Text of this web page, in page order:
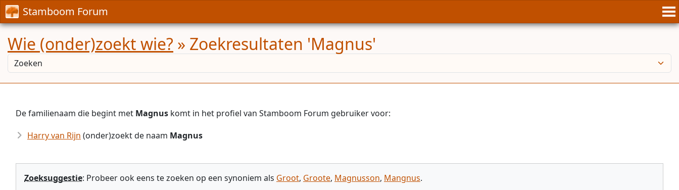
Stamboom Forum
Wie (onder)zoekt wie? » Zoekresultaten 'Magnus'
De familienaam die begint met Magnus komt in het profiel van Stamboom Forum gebruiker voor:
Harry van Rijn (onder)zoekt de naam Magnus
Zoeksuggestie: Probeer ook eens te zoeken op een synoniem als Groot, Groote, Magnusson, Mangnus.